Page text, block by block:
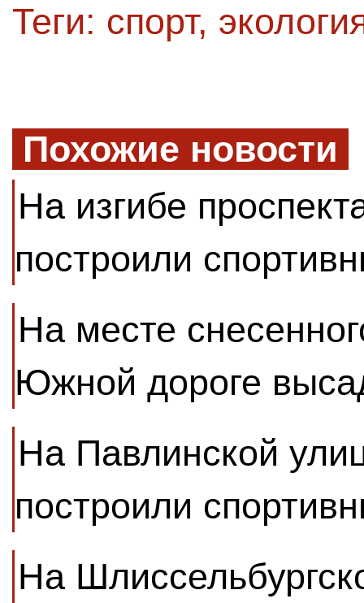
Теги: спорт,
Похожие новости
На изгибе
построили
На месте
Южной дороге
На Павлинской
построили
На